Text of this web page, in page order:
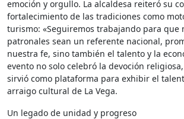
emoción y orgullo. La alcaldesa reiteró su
fortalecimiento de las tradiciones como
turismo: «Seguiremos trabajando para que
patronales sean un referente nacional,
nuestra fe, sino también el talento y la
evento no solo celebró la devoción
sirvió como plataforma para exhibir el
arraigo cultural de La Vega.
Un legado de unidad y progreso